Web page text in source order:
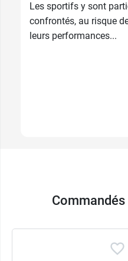
Les sportifs y sont
confrontés, au risque
leurs performances...